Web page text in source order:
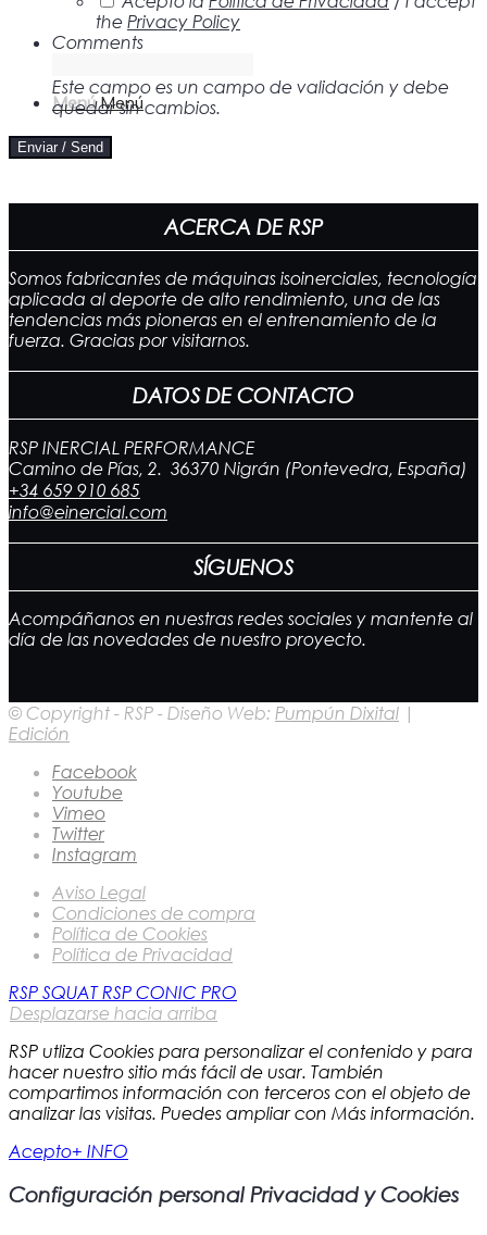
Menú Menú
the Privacy Policy
Comments
Este campo es un campo de validación y debe
quedar sin cambios.
ACERCA DE RSP
Somos fabricantes de máquinas isoinerciales, tecnología
aplicada al deporte de alto rendimiento, una de las
tendencias más pioneras en el entrenamiento de la
fuerza. Gracias por visitarnos.
DATOS DE CONTACTO
RSP INERCIAL PERFORMANCE
Camino de Pías, 2. 36370 Nigrán (Pontevedra, España)
+34 659 910 685
info@einercial.com
SÍGUENOS
Acompáñanos en nuestras redes sociales y mantente al
día de las novedades de nuestro proyecto.
© Copyright - RSP - Diseño Web: Pumpún Dixital |
Edición
Facebook
Youtube
Vimeo
Twitter
Instagram
Aviso Legal
Condiciones de compra
Política de Cookies
Política de Privacidad
RSP SQUAT RSP CONIC PRO
Desplazarse hacia arriba
RSP utliza Cookies para personalizar el contenido y para
hacer nuestro sitio más fácil de usar. También
compartimos información con terceros con el objeto de
analizar las visitas. Puedes ampliar con Más información.
Acepto+ INFO
Configuración personal Privacidad y Cookies